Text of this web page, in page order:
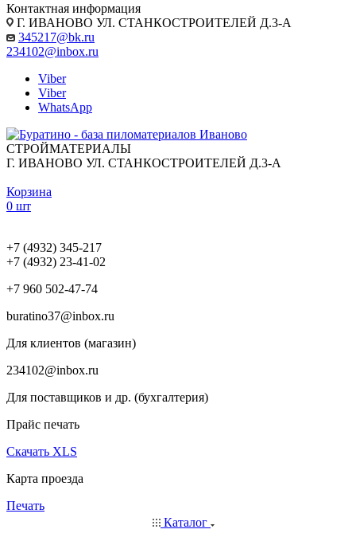
Контактная информация
Г. ИВАНОВО УЛ. СТАНКОСТРОИТЕЛЕЙ Д.3-А
345217@bk.ru
234102@inbox.ru
Viber
Viber
WhatsApp
СТРОЙМАТЕРИАЛЫ
Г. ИВАНОВО УЛ. СТАНКОСТРОИТЕЛЕЙ Д.3-А
Корзина
0 шт
+7 (4932) 345-217
+7 (4932) 23-41-02
+7 960 502-47-74
buratino37@inbox.ru
Для клиентов (магазин)
234102@inbox.ru
Для поставщиков и др. (бухгалтерия)
Прайс печать
Скачать XLS
Карта проезда
Печать
Каталог